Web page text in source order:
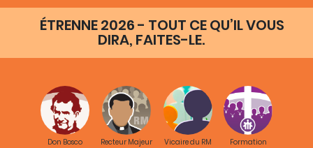
ÉTRENNE 2026 - TOUT CE QU’IL VOUS
DIRA, FAITES-LE.
Don Bosco Recteur Majeur Vicaire du RM Formation